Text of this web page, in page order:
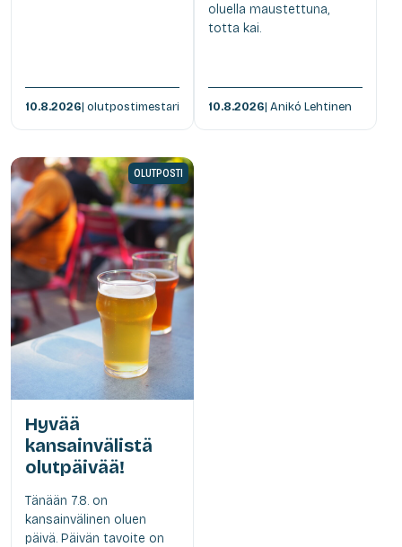
10.8.2026| olutpostimestari
oluella maustettuna,
totta kai.
10.8.2026| Anikó Lehtinen
OLUTPOSTI
Hyvää
kansainvälistä
olutpäivää!
Tänään 7.8. on
kansainvälinen oluen
päivä. Päivän tavoite on